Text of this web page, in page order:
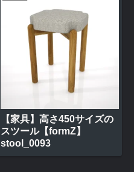
【家具】高さ450サイズの
スツール【formZ】
stool_0093